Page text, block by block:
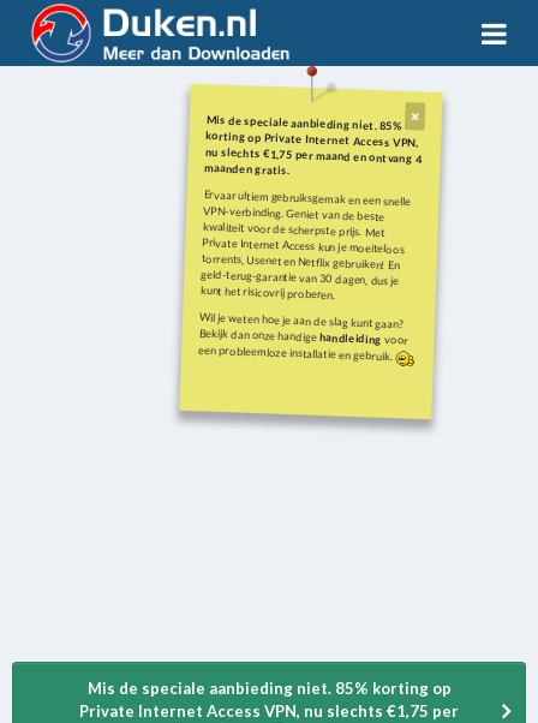
Mis de speciale aanbieding niet. 85%
korting op Private Internet Access VPN,
nu slechts €1,75 per maand en ontvang 4
maanden gratis.
Ervaar ultiem gebruiksgemak en een snelle
VPN-verbinding. Geniet van de beste
kwaliteit voor de scherpste prijs. Met
Private Internet Access kun je moeiteloos
torrents, Usenet en Netflix gebruiken! En
geld-terug-garantie van 30 dagen, dus je
kunt het risicovrij proberen.
Wil je weten hoe je aan de slag kunt gaan?
Bekijk dan onze handigehandleiding voor
een probleemloze installatie en gebruik.
Mis de speciale aanbieding niet. 85% korting op
Private Internet Access VPN, nu slechts €1,75 per